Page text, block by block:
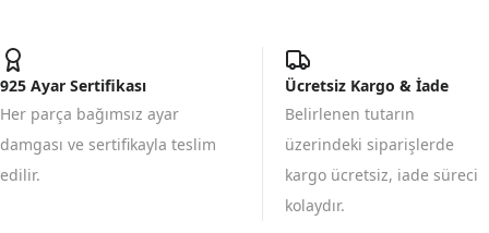
925 Ayar Sertifikası
Her parça bağımsız ayar
damgası ve sertifikayla teslim
edilir.
Ücretsiz Kargo & İade
Belirlenen tutarın
üzerindeki siparişlerde
kargo ücretsiz, iade süreci
kolaydır.